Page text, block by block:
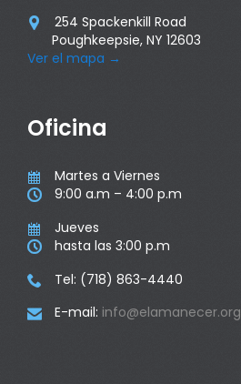

254 Spackenkill Road
Poughkeepsie, NY 12603
Ver el mapa →
Oficina
 Martes a Viernes
 9:00 a.m – 4:00 p.m
 Jueves
 hasta las 3:00 p.m
 Tel: (718) 863-4440
 E-mail: info@elamanecer.org